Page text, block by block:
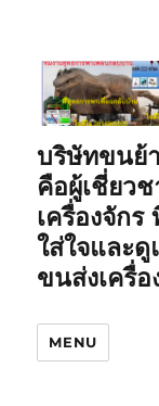
บริษัทขนย้
คือผู้เชี่ยว
เครื่องจักร
ใส่ใจและ
ขนส่งเครื่อ
MENU